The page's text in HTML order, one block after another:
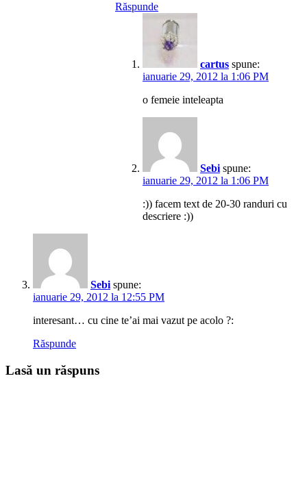
Răspunde
cartus spune:
ianuarie 29, 2012 la 1:06 PM
o femeie inteleapta
Sebi spune:
ianuarie 29, 2012 la 1:06 PM
:)) facem text de 20-30 randuri cu
descriere :))
Sebi spune:
ianuarie 29, 2012 la 12:55 PM
interesant… cu cine te’ai mai vazut pe acolo ?:
Răspunde
Lasă un răspuns